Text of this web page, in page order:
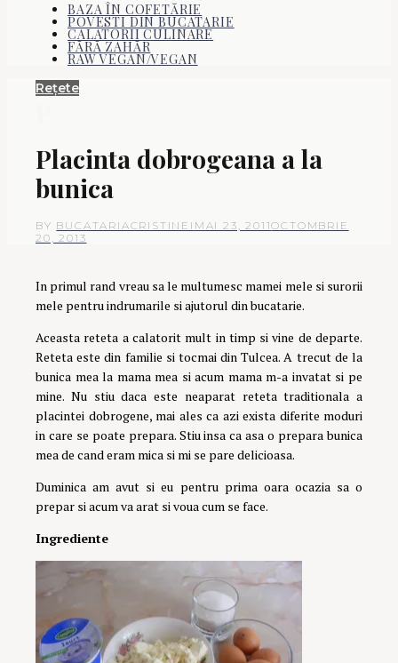
BAZA ÎN COFETĂRIE
POVESTI DIN BUCATARIE
CALATORII CULINARE
FĂRĂ ZAHĂR
RAW VEGAN/VEGAN
Rețete
Placinta dobrogeana a la
bunica
BY BUCATARIACRISTINEI MAI 23, 2011OCTOMBRIE
20, 2013
In primul rand vreau sa le multumesc mamei mele si surorii
mele pentru indrumarile si ajutorul din bucatarie.
Aceasta reteta a calatorit mult in timp si vine de departe.
Reteta este din familie si tocmai din Tulcea. A trecut de la
bunica mea la mama mea si acum mama m-a invatat si pe
mine. Nu stiu daca este neaparat reteta traditionala a
placintei dobrogene, mai ales ca azi exista diferite moduri
in care se poate prepara. Stiu insa ca asa o prepara bunica
mea de cand eram mica si mi se pare delicioasa.
Duminica am avut si eu pentru prima oara ocazia sa o
prepar si acum va arat si voua cum se face.
Ingrediente